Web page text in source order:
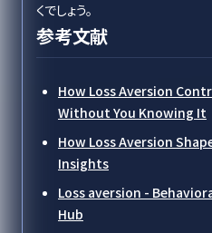
くでしょう。
参考文献
How Loss Aversion
Without You Knowing It
How Loss Aversion
Insights
Loss aversion -
Hub